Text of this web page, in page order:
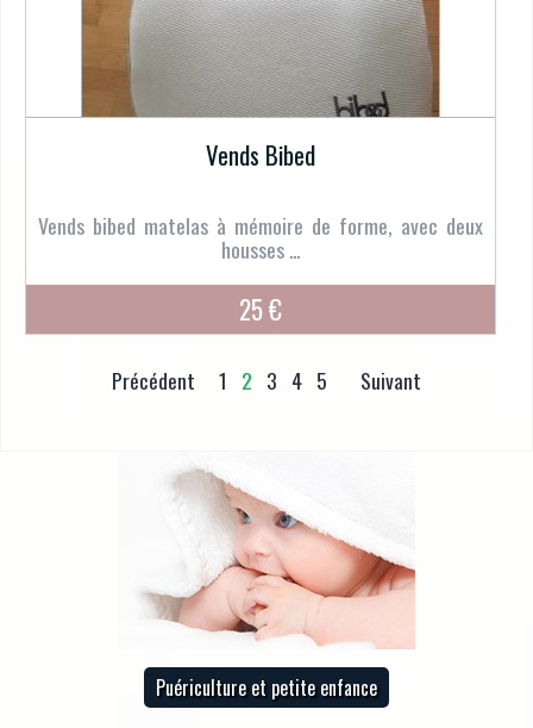
Vends Bibed
Vends bibed matelas à mémoire de forme, avec deux
housses ...
25 €
Précédent 1 2 3 4 5 Suivant
Puériculture et petite enfance